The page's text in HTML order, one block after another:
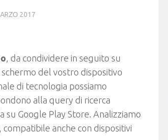
2017
, da condividere in seguito su
del vostro dispositivo
di tecnologia possiamo
alla query di ricerca
su Google Play Store. Analizziamo
, compatibile anche con dispositivi